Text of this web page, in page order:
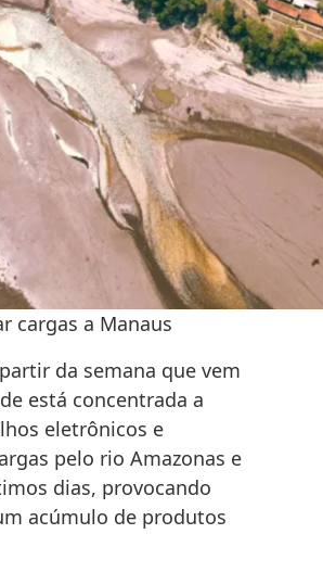
cargas a Manaus
da semana que vem
está concentrada a
eletrônicos e
pelo rio Amazonas e
dias, provocando
acúmulo de produtos